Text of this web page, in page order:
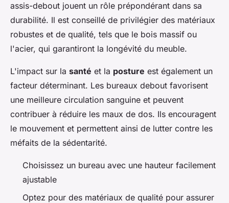
assis-debout jouent un rôle prépondérant dans sa
durabilité. Il est conseillé de privilégier des matériaux
robustes et de qualité, tels que le bois massif ou
l'acier, qui garantiront la longévité du meuble.
L'impact sur la santé et la posture est également un
facteur déterminant. Les bureaux debout favorisent
une meilleure circulation sanguine et peuvent
contribuer à réduire les maux de dos. Ils encouragent
le mouvement et permettent ainsi de lutter contre les
méfaits de la sédentarité.
Choisissez un bureau avec une hauteur facilement
ajustable
Optez pour des matériaux de qualité pour assurer